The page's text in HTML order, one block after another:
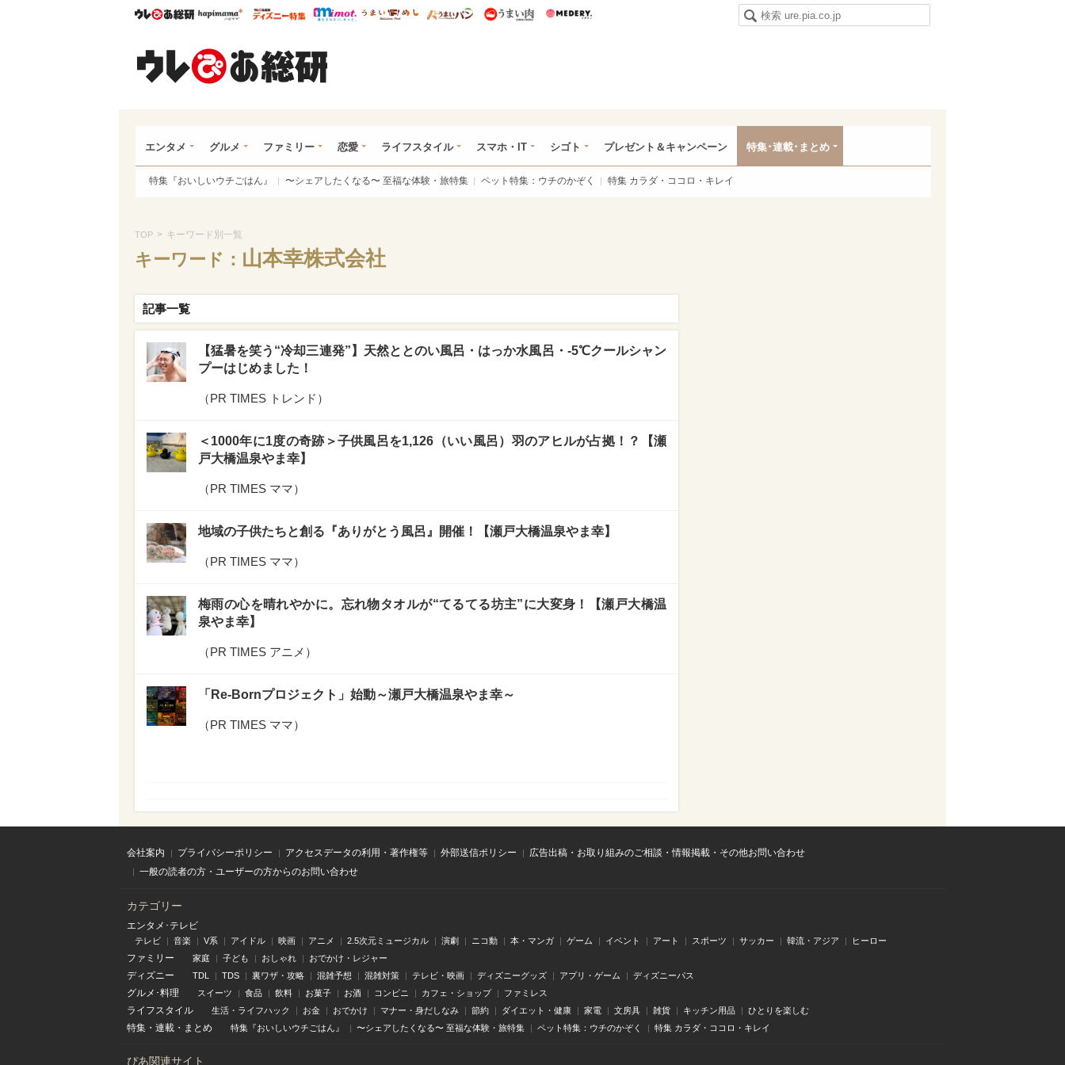
ウレぴあ総研ハピママ* ウレぴあ総研 ディズニー特集
mimot. うまいめし うまいパン うまい肉
エンタメ グルメ ファミリー 恋愛 ライフスタイル スマホ・IT シゴト プレゼント＆キャンペーン 特集･連載･まとめ
特集『おいしいウチごはん』 〜シェアしたくなる〜 至福な体験・旅特集 ペット特集：ウチのかぞく 特集 カラダ・ココロ・キレイ
TOP > キーワード別一覧
キーワード： 山本幸株式会社
記事一覧
【猛暑を笑う“冷却三連発”】天然ととのい風呂・はっか水風呂・-5℃クールシャン
プーはじめました！
（PR TIMES トレンド ）
＜1000年に1度の奇跡＞子供風呂を1,126（いい風呂）羽のアヒルが占拠！？【瀬
戸大橋温泉やま幸】
（PR TIMES ママ）
地域の子供たちと創る『ありがとう風呂』開催！【瀬戸大橋温泉やま幸】
（PR TIMES ママ）
梅雨の心を晴れやかに。忘れ物タオルが“てるてる坊主”に大変身！【瀬戸大橋温
泉やま幸】
（PR TIMES アニメ ）
「Re-Bornプロジェクト」始動～瀬戸大橋温泉やま幸～
（PR TIMES ママ）
会社案内 プライバシーポリシー アクセスデータの利用・著作権等 外部送信ポリシー
広告出稿・お取り組みのご相談・情報掲載・その他お問い合わせ
一般の読者の方・ユーザーの方からのお問い合わせ
カテゴリー
エンタメ･テレビ
テレビ 音楽 V系 アイドル 映画 アニメ 2.5次元ミュージカル 演劇 ニコ動 本・マンガ ゲーム イベント アート スポーツ サッカー 韓流・アジア ヒーロー
ファミリー 家庭 子ども おしゃれ おでかけ・レジャー
ディズニー TDL TDS 裏ワザ・攻略 混雑予想 混雑対策 テレビ・映画 ディズニーグッズ アプリ・ゲーム ディズニーパス
グルメ･料理 スイーツ 食品 飲料 お菓子 お酒 コンビニ カフェ・ショップ ファミレス
ライフスタイル 生活・ライフハック お金 おでかけ マナー・身だしなみ 節約 ダイエット・健康 家電 文房具 雑貨 キッチン用品 ひとりを楽しむ
特集 ・ 連載 ・ まとめ 特集『おいしいウチごはん』 〜シェアしたくなる〜 至福な体験・旅特集 ペット特集：ウチのかぞく 特集 カラダ・ココロ・キレイ
ぴあ関連サイト